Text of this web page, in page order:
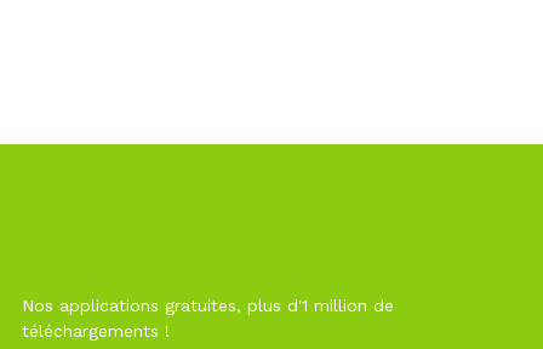
Nos applications gratuites, plus d'1 million de
téléchargements !